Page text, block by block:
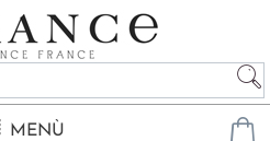
MENÙ